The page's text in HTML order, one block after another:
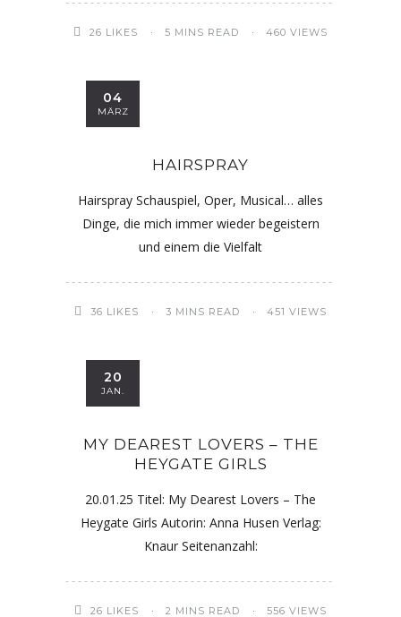
26 LIKES 5 MINS READ 460 VIEWS
04
MÄRZ
HAIRSPRAY
Hairspray Schauspiel, Oper, Musical… alles
Dinge, die mich immer wieder begeistern
und einem die Vielfalt
36 LIKES 3 MINS READ 451 VIEWS
20
JAN.
MY DEAREST LOVERS – THE
HEYGATE GIRLS
20.01.25 Titel: My Dearest Lovers – The
Heygate Girls Autorin: Anna Husen Verlag:
Knaur Seitenanzahl:
26 LIKES 2 MINS READ 556 VIEWS